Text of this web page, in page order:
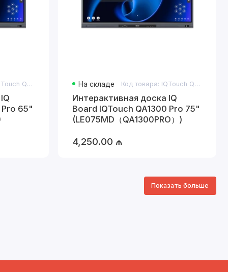
Код товара: IQTouch QA1300 Pro 65"
Pro 65"
На складе Код товара: IQTouch QA1300 Pro 75"
Интерактивная доска IQ
Board IQTouch QA1300 Pro 75"
(LE075MD（QA1300PRO）)
4,250.00 ₼
Показать больше